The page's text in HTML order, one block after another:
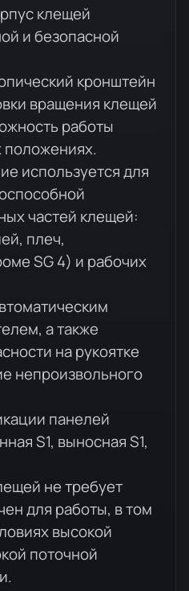
клещей
и безопасной
кронштейн
вращения клещей
работы
положениях.
используется для
частей клещей:
плеч,
SG 4) и рабочих
а также
на рукоятке
непроизвольного
панелей
S1, выносная S1,
не требует
для работы, в том
высокой
поточной